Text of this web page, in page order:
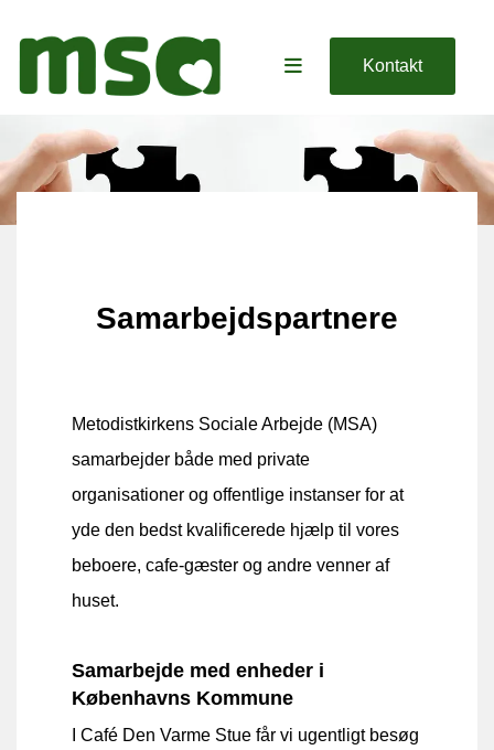
Kontakt
Samarbejdspartnere
Metodistkirkens Sociale Arbejde (MSA)
samarbejder både med private
organisationer og offentlige instanser for at
yde den bedst kvalificerede hjælp til vores
beboere, cafe-gæster og andre venner af
huset.
Samarbejde med enheder i
Københavns Kommune
I Café Den Varme Stue får vi ugentligt besøg